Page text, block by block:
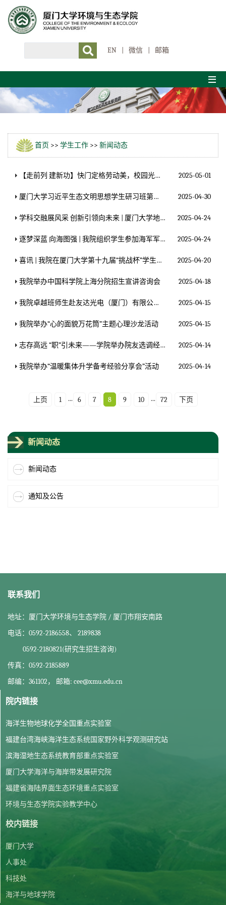
EN 微信 邮箱
首页 >> 学生工作 >> 新闻动态
【走前列 建新功】快门定格劳动美，校园光影敬匠心 ——学院开展“2025·厦门大学劳动者图鉴”五一劳动节主题活动 2025-05-01
厦门大学习近平生态文明思想学生研习班第二次调研学习活动圆满举行 2025-04-30
学科交融展风采 创新引领向未来 | 厦门大学地球科学与技术学部第一届研究生学术论坛圆满落幕 2025-04-24
逐梦深蓝 向海图强 | 我院组织学生参加海军军营开放日活动 2025-04-24
喜讯 | 我院在厦门大学第十九届“挑战杯”学生课外学术科技作品竞赛中取得佳绩 2025-04-20
我院举办中国科学院上海分院招生宣讲咨询会 2025-04-18
我院卓越班师生赴友达光电（厦门）有限公司和福建虎伯寮国家级自然保护区开展研学活动 2025-04-15
我院举办“心的面貌万花筒”主题心理沙龙活动 2025-04-15
志存高远 “职”引未来——学院举办院友选调经验分享交流会 2025-04-14
我院举办“温暖集体·升学备考经验分享会”活动 2025-04-14
上页 1 ... 6 7 8 9 10 ... 72 下页
新闻动态
新闻动态
通知及公告
联系我们
地址：厦门大学环境与生态学院 / 厦门市翔安南路
电话：0592-2186558、 2189838
0592-2180821(研究生招生咨询)
传真：0592-2185889
邮编：361102， 邮箱: cee@xmu.edu.cn
院内链接
海洋生物地球化学全国重点实验室
福建台湾海峡海洋生态系统国家野外科学观测研究站
滨海湿地生态系统教育部重点实验室
厦门大学海洋与海岸带发展研究院
福建省海陆界面生态环境重点实验室
环境与生态学院实验教学中心
校内链接
厦门大学
人事处
科技处
海洋与地球学院